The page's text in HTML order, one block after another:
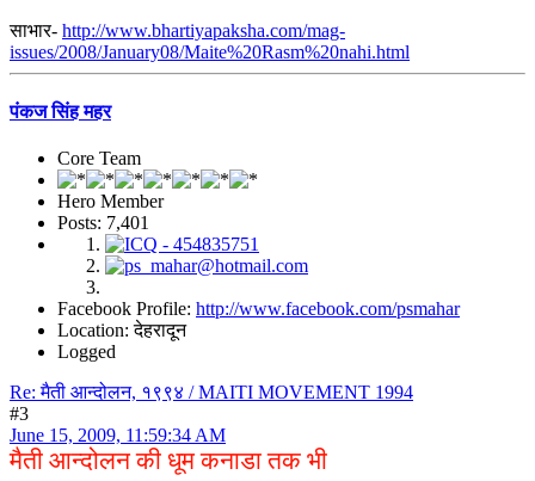
साभार- http://www.bhartiyapaksha.com/mag-
issues/2008/January08/Maite%20Rasm%20nahi.html
पंकज सिंह महर
Core Team
Hero Member
Posts: 7,401
Facebook Profile: http://www.facebook.com/psmahar
Location: देहरादून
Logged
Re: मैती आन्दोलन, १९९४ / MAITI MOVEMENT 1994
#3
June 15, 2009, 11:59:34 AM
मैती आन्दोलन की धूम कनाडा तक भी